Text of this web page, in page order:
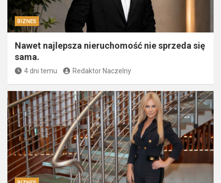
BIZNES
Nawet najlepsza nieruchomość nie sprzeda się
sama.
4 dni temu Redaktor Naczelny